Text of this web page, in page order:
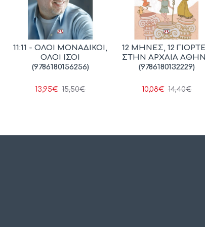
11:11 - ΟΛΟΙ ΜΟΝΑΔΙΚΟΙ,
ΟΛΟΙ ΙΣΟΙ
(9786180156256)
13,95€ 15,50€
12 ΜΗΝΕΣ, 12
ΣΤΗΝ ΑΡΧΑΙΑ
(9786180132229)
10,08€ 14,40€